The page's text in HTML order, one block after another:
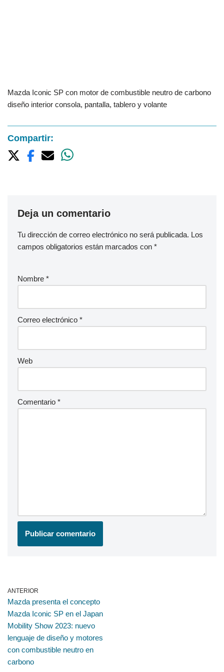
Mazda Iconic SP con motor de combustible neutro de carbono
diseño interior consola, pantalla, tablero y volante
Compartir:
Deja un comentario
Tu dirección de correo electrónico no será publicada. Los
campos obligatorios están marcados con *
Nombre *
Correo electrónico *
Web
Comentario *
ANTERIOR
Mazda presenta el concepto
Mazda Iconic SP en el Japan
Mobility Show 2023: nuevo
lenguaje de diseño y motores
con combustible neutro en
carbono